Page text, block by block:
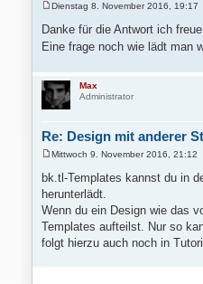
i
t
g
Dienstag 8. November 2016, 19:17
Danke für die Antwort ich
Eine frage noch wie lädt man
Max
Administrator
Re: Design mit anderer
i
t
r
a
g
Mittwoch 9. November 2016, 21:12
bk.tl-Templates kannst du in
herunterlädt.
Wenn du ein Design wie das
Templates aufteilst. Nur so
folgt hierzu auch noch in